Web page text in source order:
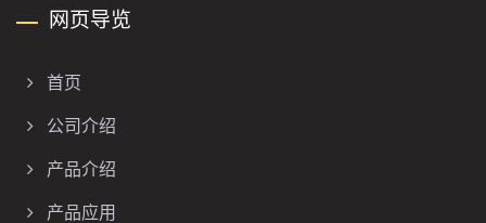
网页导览
首页
公司介绍
产品介绍
产品应用